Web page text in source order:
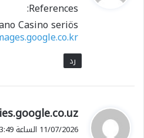
ل
References:
Casino seriös
رد
ي
ق
11/07/2026 الساعة 23:49